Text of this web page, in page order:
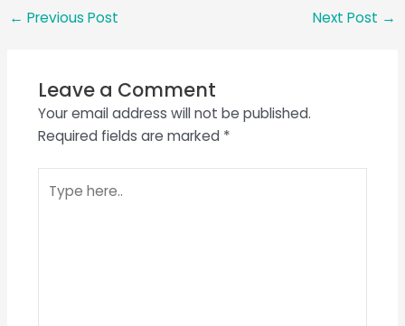
← Previous Post Next Post →
Leave a Comment
Your email address will not be published.
Required fields are marked *
here..